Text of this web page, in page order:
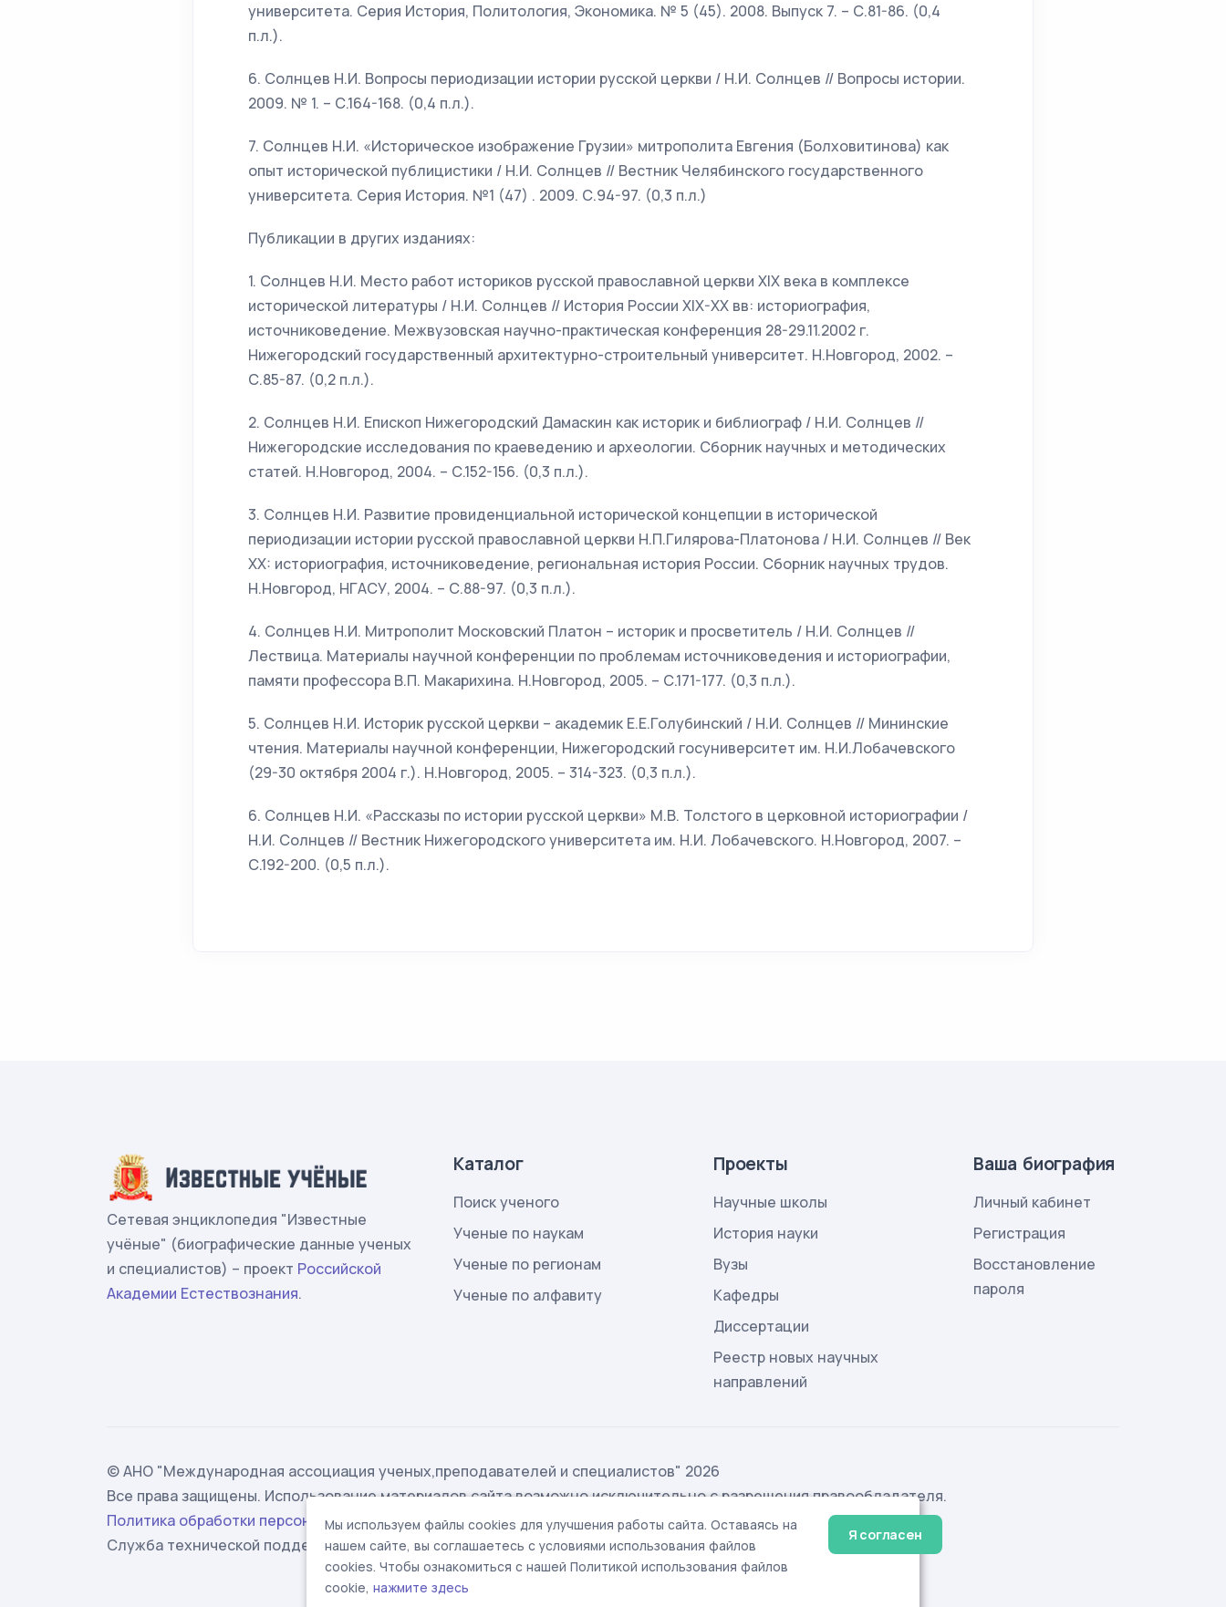
университета. Серия История, Политология, Экономика. № 5 (45). 2008. Выпуск 7. – С.81-86. (0,4
п.л.).
6. Солнцев Н.И. Вопросы периодизации истории русской церкви / Н.И. Солнцев // Вопросы истории.
2009. № 1. – С.164-168. (0,4 п.л.).
7. Солнцев Н.И. «Историческое изображение Грузии» митрополита Евгения (Болховитинова) как
опыт исторической публицистики / Н.И. Солнцев // Вестник Челябинского государственного
университета. Серия История. №1 (47) . 2009. С.94-97. (0,3 п.л.)
Публикации в других изданиях:
1. Солнцев Н.И. Место работ историков русской православной церкви XIX века в комплексе
исторической литературы / Н.И. Солнцев // История России XIX-XX вв: историография,
источниковедение. Межвузовская научно-практическая конференция 28-29.11.2002 г.
Нижегородский государственный архитектурно-строительный университет. Н.Новгород, 2002. –
С.85-87. (0,2 п.л.).
2. Солнцев Н.И. Епископ Нижегородский Дамаскин как историк и библиограф / Н.И. Солнцев //
Нижегородские исследования по краеведению и археологии. Сборник научных и методических
статей. Н.Новгород, 2004. – С.152-156. (0,3 п.л.).
3. Солнцев Н.И. Развитие провиденциальной исторической концепции в исторической
периодизации истории русской православной церкви Н.П.Гилярова-Платонова / Н.И. Солнцев // Век
XX: историография, источниковедение, региональная история России. Сборник научных трудов.
Н.Новгород, НГАСУ, 2004. – С.88-97. (0,3 п.л.).
4. Солнцев Н.И. Митрополит Московский Платон – историк и просветитель / Н.И. Солнцев //
Лествица. Материалы научной конференции по проблемам источниковедения и историографии,
памяти профессора В.П. Макарихина. Н.Новгород, 2005. – С.171-177. (0,3 п.л.).
5. Солнцев Н.И. Историк русской церкви – академик Е.Е.Голубинский / Н.И. Солнцев // Мининские
чтения. Материалы научной конференции, Нижегородский госуниверситет им. Н.И.Лобачевского
(29-30 октября 2004 г.). Н.Новгород, 2005. – 314-323. (0,3 п.л.).
6. Солнцев Н.И. «Рассказы по истории русской церкви» М.В. Толстого в церковной историографии /
Н.И. Солнцев // Вестник Нижегородского университета им. Н.И. Лобачевского. Н.Новгород, 2007. –
С.192-200. (0,5 п.л.).
Сетевая энциклопедия "Известные
учёные" (биографические данные ученых
и специалистов) – проект Российской
Академии Естествознания.
Каталог
Поиск ученого
Ученые по наукам
Ученые по регионам
Ученые по алфавиту
Проекты
Научные школы
История науки
Вузы
Кафедры
Диссертации
Реестр новых научных
направлений
Ваша биография
Личный кабинет
Регистрация
Восстановление
пароля
© АНО "Международная ассоциация ученых,преподавателей и специалистов" 2026
Все права защищены. Использование материалов сайта возможно исключительно с разрешения правообладателя.
Политика обработки персональных данных
Служба технической поддержки -support@rae.ru
Мы используем файлы cookies для улучшения работы сайта. Оставаясь на
нашем сайте, вы соглашаетесь с условиями использования файлов
cookies. Чтобы ознакомиться с нашей Политикой использования файлов
cookie, нажмите здесь
Я согласен